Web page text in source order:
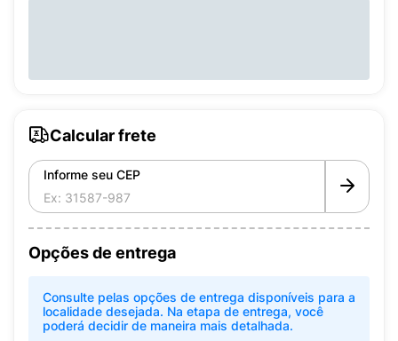
Calcular frete
Informe seu CEP
Opções de entrega
Consulte pelas opções de entrega disponíveis para a
localidade desejada. Na etapa de entrega, você
poderá decidir de maneira mais detalhada.